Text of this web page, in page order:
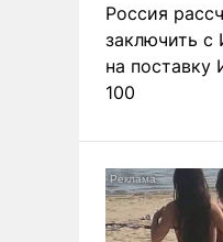
Россия
заключить с
на поставку
100